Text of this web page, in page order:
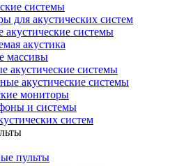
системы
для акустических систем
акустические системы
акустика
массивы
акустические системы
акустические системы
мониторы
и системы
систем
пульты